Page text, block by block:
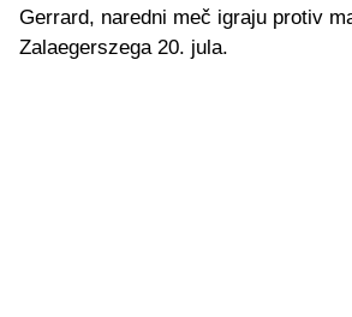
Gerrard, naredni meč igraju protiv
Zalaegerszega 20. jula.